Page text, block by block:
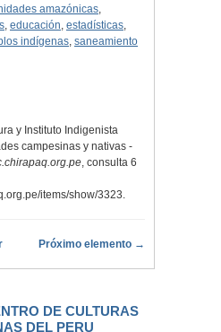
amazónicas,
, educación, estadísticas,
indígenas, saneamiento
y Instituto Indigenista
campesinas y nativas -
, consulta 6
items/show/3323.
Próximo elemento →
DE CULTURAS
DEL PERU